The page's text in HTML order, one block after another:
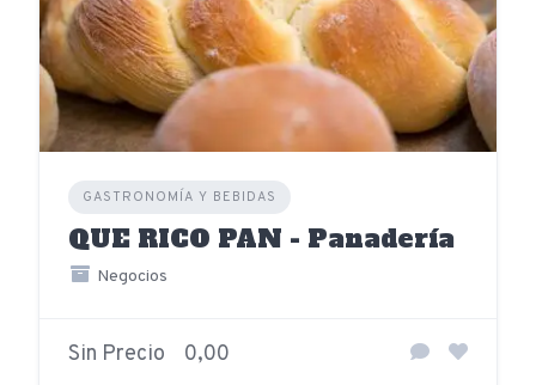
GASTRONOMÍA Y BEBIDAS
QUE RICO PAN - Panadería
Negocios
Sin Precio 0,00